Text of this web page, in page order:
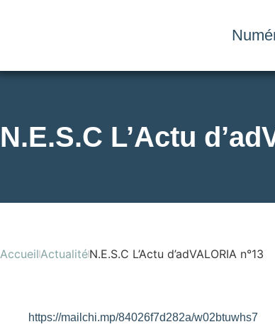
N.E.S.C L’Actu
AccueilActualitéN.E.S.C L’Actu d’adVALORIA n°13
https://mailchi.mp/84026f7d282a/w02btuwhs7